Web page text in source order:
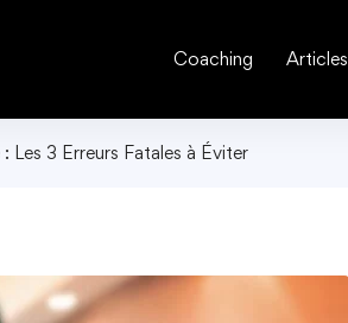
Coaching Articles
3 Erreurs Fatales à Éviter